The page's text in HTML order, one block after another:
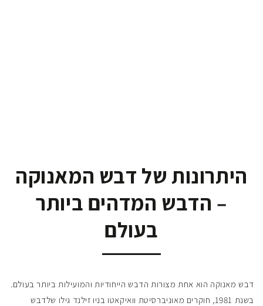
היתרונות של דבש המאנוקה
– הדבש המדהים ביותר
בעולם
דבש מאנוקה הוא אחת מצורות הדבש הייחודיות והמועילות ביותר בעולם.
בשנת 1981, חוקרים מאוניברסיטת וואיקאטו בניו זילנד גילו שלדבש